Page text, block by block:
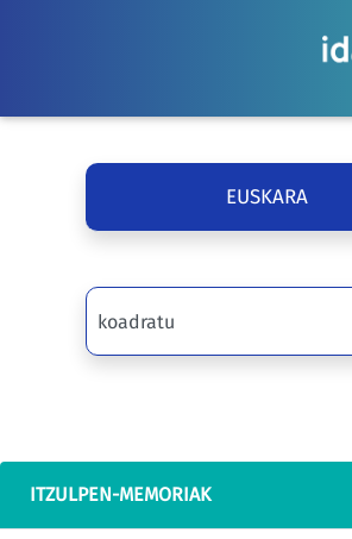
EUSKARA
ITZULPEN-MEMORIAK